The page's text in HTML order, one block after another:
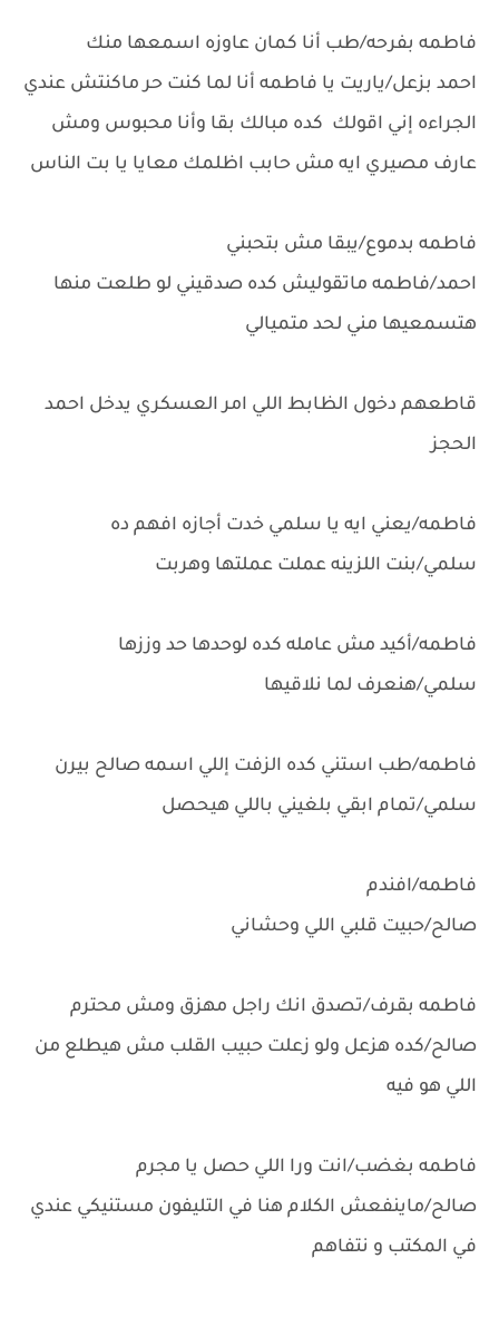
فاطمه بفرحه/طب أنا كمان عاوزه اسمعها منك
احمد بزعل/ياريت يا فاطمه أنا لما كنت حر ماكنتش عندي
الجراءه إني اقولك كده مبالك بقا وأنا محبوس ومش
عارف مصيري ايه مش حابب اظلمك معايا يا بت الناس
فاطمه بدموع/يبقا مش بتحبني
احمد/فاطمه ماتقوليش كده صدقيني لو طلعت منها
هتسمعيها مني لحد متميالي
قاطعهم دخول الظابط اللي امر العسكري يدخل احمد
الحجز
فاطمه/يعني ايه يا سلمي خدت أجازه افهم ده
سلمي/بنت اللزينه عملت عملتها وهربت
فاطمه/أكيد مش عامله كده لوحدها حد وززها
سلمي/هنعرف لما نلاقيها
فاطمه/طب استني كده الزفت إللي اسمه صالح بيرن
سلمي/تمام ابقي بلغيني باللي هيحصل
فاطمه/افندم
صالح/حبيت قلبي اللي وحشاني
فاطمه بقرف/تصدق انك راجل مهزق ومش محترم
صالح/كده هزعل ولو زعلت حبيب القلب مش هيطلع من
اللي هو فيه
فاطمه بغضب/انت ورا اللي حصل يا مجرم
صالح/ماينفعش الكلام هنا في التليفون مستنيكي عندي
في المكتب و نتفاهم